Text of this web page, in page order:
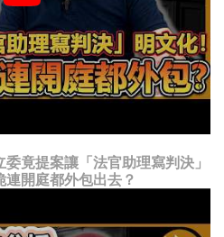
竟提案讓「法官助理寫判決」
開庭都外包出去？